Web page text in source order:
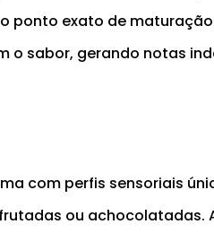
ponto exato de
sabor, gerando notas
com perfis sensoriais
ou achocolatadas.